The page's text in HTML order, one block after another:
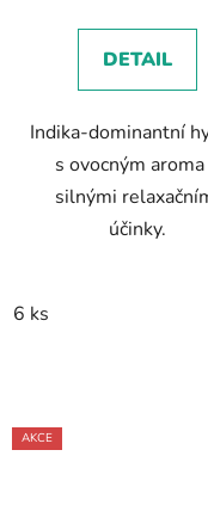
DETAIL
Indika-dominantní
s ovocným aroma
silnými
účinky.
6 ks
AKCE